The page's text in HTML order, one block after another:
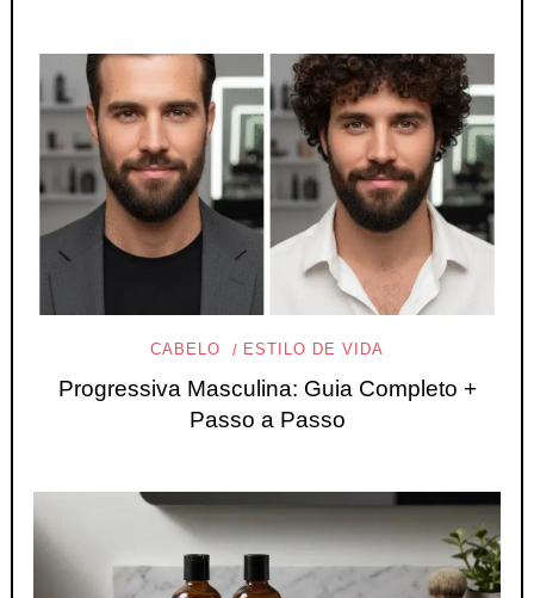
CABELO ESTILO DE VIDA
Progressiva Masculina: Guia Completo +
Passo a Passo